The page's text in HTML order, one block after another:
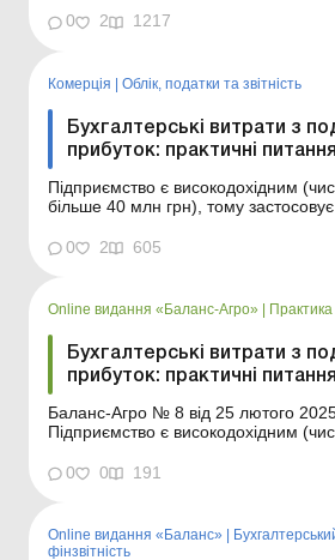
для реєстрації ФГ. У цьому
умови треба виконати для
0 2 1217
Комерція | Облік, податки та звiтнiсть
Бухгалтерські витрати з
прибуток: практичні питання
Підприємство є високодохідним
більше 40 млн грн), тому застосовує
підприємства запитує, чи потрібно
НП(С)БО 17 «Податок на прибуток»
0 2 605
Online видання «Баланс-Агро» Практика
Бухгалтерські витрати з
прибуток: практичні питання
Баланс-Агро № 8 від 25 лютого
Підприємство є високодохідним
різниці, передбачені Податковим
підприємства запитує, чи потрібно
0 0 191
Online видання «Баланс»
фінзвітність